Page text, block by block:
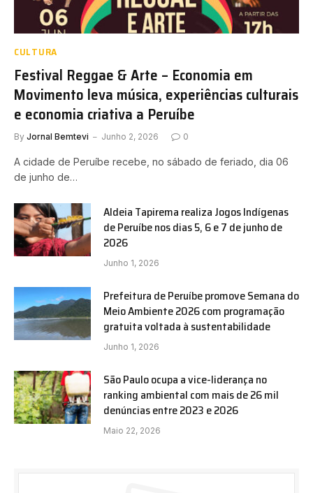
CULTURA
Festival Reggae & Arte – Economia em
Movimento leva música, experiências culturais
e economia criativa a Peruíbe
By Jornal Bemtevi Junho 2, 2026 0
A cidade de Peruíbe recebe, no sábado de feriado, dia 06
de junho de…
Aldeia Tapirema realiza Jogos Indígenas
de Peruíbe nos dias 5, 6 e 7 de junho de
2026
Junho 1, 2026
Prefeitura de Peruíbe promove Semana do
Meio Ambiente 2026 com programação
gratuita voltada à sustentabilidade
Junho 1, 2026
São Paulo ocupa a vice-liderança no
ranking ambiental com mais de 26 mil
denúncias entre 2023 e 2026
Maio 22, 2026